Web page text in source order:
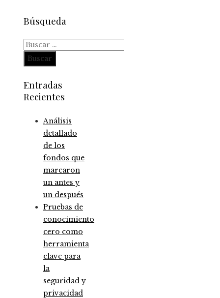
Búsqueda
Buscar:
Entradas
Recientes
Análisis
detallado
de los
fondos que
marcaron
un antes y
un después
Pruebas de
conocimiento
cero como
herramienta
clave para
la
seguridad y
privacidad